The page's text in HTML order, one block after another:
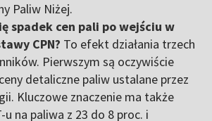
Paliw Niżej.
spadek cen pali po wejściu w
CPN? To efekt działania trzech
Pierwszym są oczywiście
detaliczne paliw ustalane przez
Kluczowe znaczenie ma także
u na paliwa z 23 do 8 proc. i